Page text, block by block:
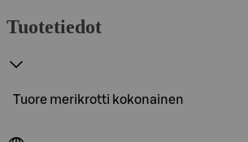
Tuotetiedot
Tuore merikrotti kokonainen